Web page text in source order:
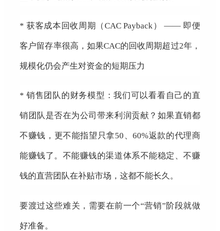
* 获客成本回收周期（CAC Payback） —— 即便
客户留存率很高，如果CAC的回收周期超过2年，
规模化仍会产生对资金的短期压力
* 销售团队的财务模型：我们可以看看自己的直
销团队是否在为公司带来利润贡献？如果直销都
不赚钱，更不能指望只拿50、60%返款的代理商
能赚钱了。不能赚钱的渠道体系不能稳定、不赚
钱的直营团队在补贴市场，这都不能长久。
要渡过这些难关，需要在前一个“营销”阶段就做
好准备。